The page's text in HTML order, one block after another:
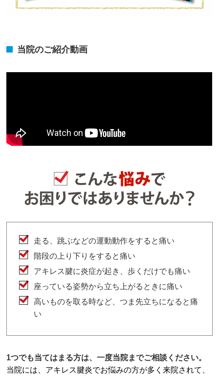
当院のご紹介動画
走る、跳ぶなどの運動動作をすると痛い
階段の上り下りをすると痛い
アキレス腱に炎症が起き、歩くだけでも痛い
座っている姿勢から立ち上がるときに痛い
高いものを取る時など、つま先立ちになると痛
い
1つでも当てはまる方は、一度当院までご相談ください。
当院には、アキレス腱炎でお悩みの方が多く来院されて、